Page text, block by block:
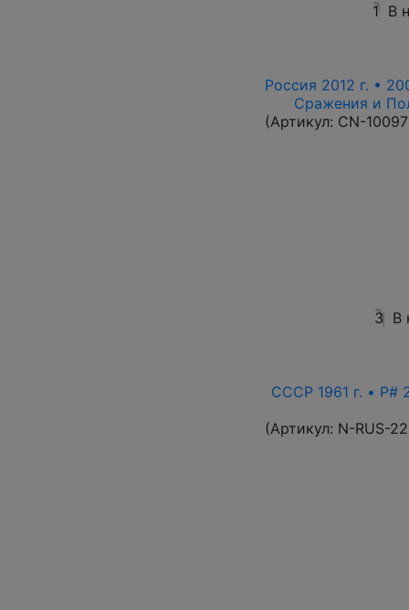
1 В
Россия 2012 г. •
Сражения и
(Артикул: CN-10097
3 В
СССР 1961 г. • P#
(Артикул: N-RUS-